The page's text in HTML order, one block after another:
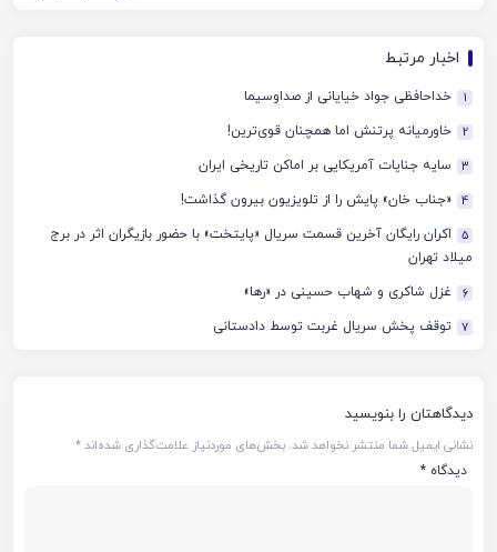
اخبار مرتبط
1 خداحافظی جواد خیایانی از صداوسیما
2 خاورمیانه پرتنش اما همچنان قوی‌ترین!
3 سایه جنایات آمریکایی بر اماکن تاریخی ایران
4 «جناب خان» پایش را از تلویزیون بیرون گذاشت!
5
اکران رایگان آخرین قسمت سریال «پایتخت» با حضور بازیگران اثر در برج
میلاد تهران
6 غزل شاکری و شهاب حسینی در «رها»
7 توقف پخش سریال غربت توسط دادستانی
دیدگاهتان را بنویسید
نشانی ایمیل شما منتشر نخواهد شد. بخش‌های موردنیاز علامت‌گذاری شده‌اند*
دیدگاه *